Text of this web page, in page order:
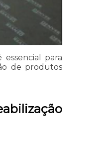
para
de produtos